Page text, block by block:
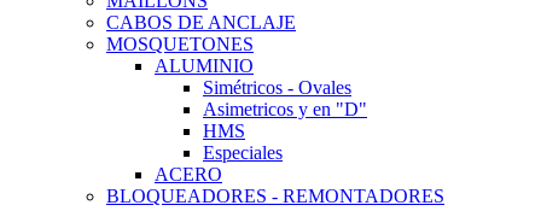
CABOS DE ANCLAJE
MOSQUETONES
ALUMINIO
Simétricos - Ovales
Asimetricos y en "D"
HMS
Especiales
ACERO
BLOQUEADORES - REMONTADORES